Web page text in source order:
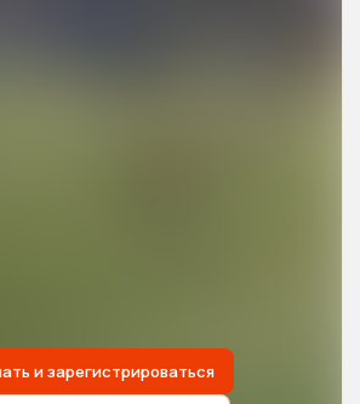
и зарегистрироваться